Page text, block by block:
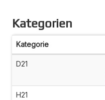
Kategorien
Kategorie
D21
H21